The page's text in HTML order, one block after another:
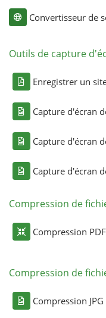
Convertisseur de
Outils de capture
Enregistrer un
Capture d'écran
Capture d'écran
Capture d'écran
Compression de
Compression PDF
Compression de
Compression JPG